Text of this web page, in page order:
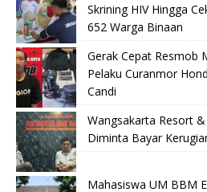
Skrining HIV Hingga
652 Warga Binaan
Gerak Cepat Resmob
Pelaku Curanmor
Candi
Wangsakarta Resort
Diminta Bayar
Mahasiswa UM BBM